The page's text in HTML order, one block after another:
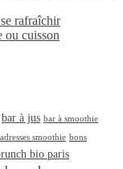
rafraîchir
ou cuisson
bar à jus bar à smoothie
smoothie bons
bio paris